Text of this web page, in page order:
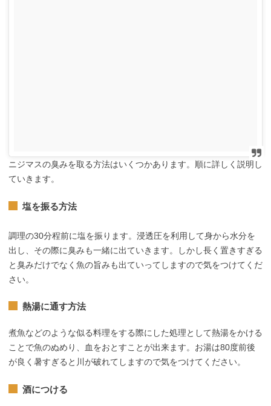
ニジマスの臭みを取る方法はいくつかあります。順に詳しく説明し
ていきます。
塩を振る方法
調理の30分程前に塩を振ります。浸透圧を利用して身から水分を
出し、その際に臭みも一緒に出ていきます。しかし長く置きすぎる
と臭みだけでなく魚の旨みも出ていってしますので気をつけてくだ
さい。
熱湯に通す方法
煮魚などのような似る料理をする際にした処理として熱湯をかける
ことで魚のぬめり、血をおとすことが出来ます。お湯は80度前後
が良く暑すぎると川が破れてしますので気をつけてください。
酒につける